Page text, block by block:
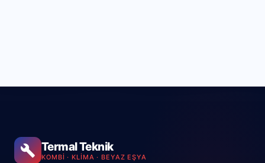
Termal Teknik
KOMBI · KLIMA · BEYAZ EŞYA